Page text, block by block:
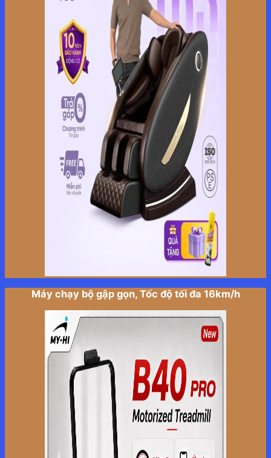
Máy chạy bộ gập gọn, Tốc độ tối đa 16km/h